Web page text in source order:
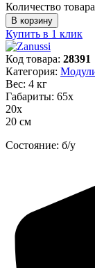
Количество
В корзину
Купить в 1 клик
Код товара: 28391
Категория:
Вес: 4 кг
Габариты: 65х
20х
20 см
Состояние: б/у